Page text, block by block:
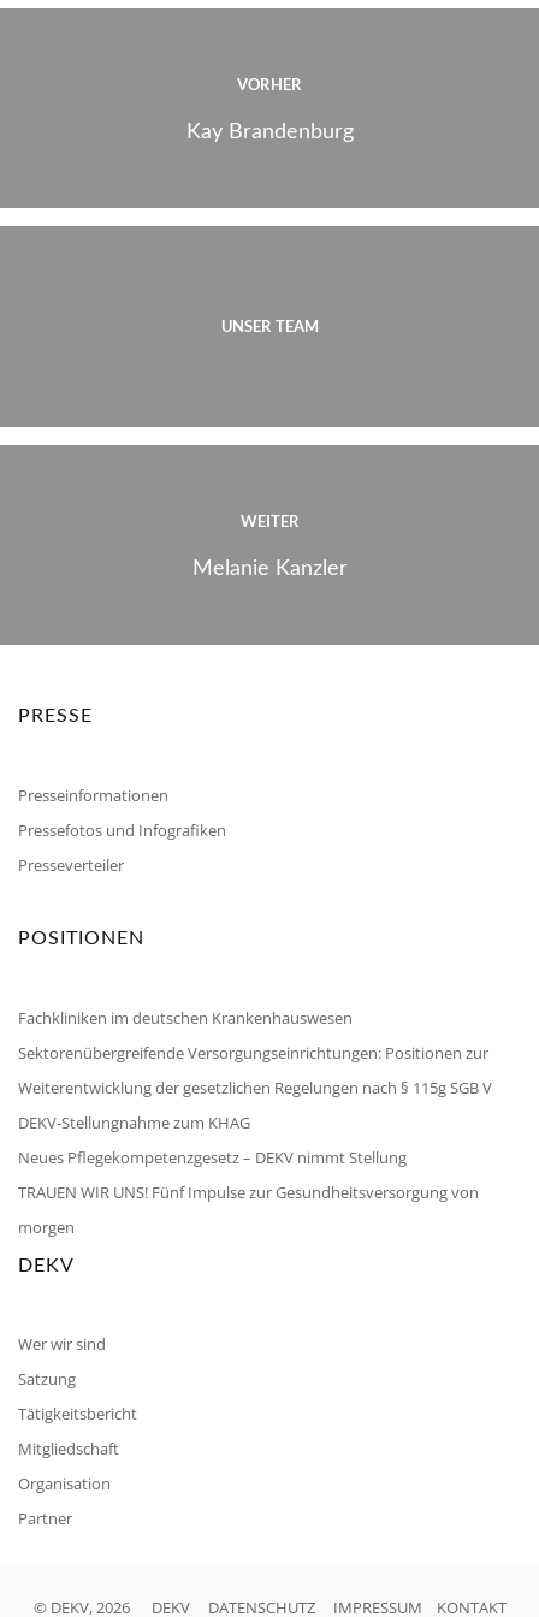
VORHER
Kay Brandenburg
UNSER TEAM
WEITER
Melanie Kanzler
PRESSE
Presseinformationen
Pressefotos und Infografiken
Presseverteiler
POSITIONEN
Fachkliniken im deutschen Krankenhauswesen
Sektorenübergreifende Versorgungseinrichtungen: Positionen zur
Weiterentwicklung der gesetzlichen Regelungen nach § 115g SGB V
DEKV-Stellungnahme zum KHAG
Neues Pflegekompetenzgesetz – DEKV nimmt Stellung
TRAUEN WIR UNS! Fünf Impulse zur Gesundheitsversorgung von
morgen
DEKV
Wer wir sind
Satzung
Tätigkeitsbericht
Mitgliedschaft
Organisation
Partner
© DEKV, 2026 DEKV DATENSCHUTZ IMPRESSUM KONTAKT